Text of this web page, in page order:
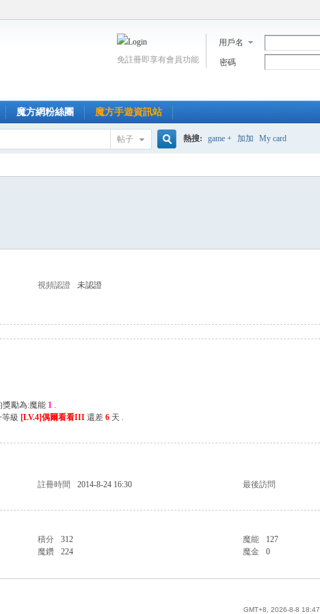
用戶名
密碼
免註冊即享有會員功能
魔方網粉絲團 魔方手遊資訊站
帖子 熱搜: game + 加加 My card
視頻認證 未認證
獎勵為:魔能 1 .
等級 [LV.4]偶爾看看III 還差 6 天 .
註冊時間 2014-8-24 16:30
最後訪問
積分 312 魔能
127
魔鑽 224 魔金 0
GMT+8, 2026-8-8 18:47